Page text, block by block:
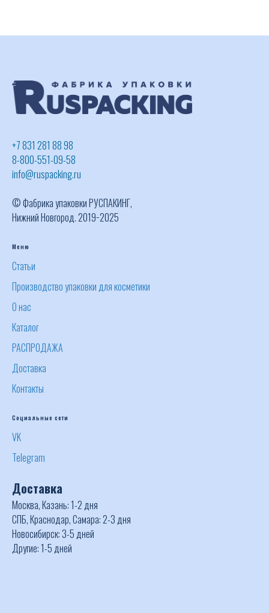
+7 831 281 88 98
8-800-551-09-58
info@ruspacking.ru
© Фабрика упаковки РУСПАКИНГ,
Нижний Новгород. 2019−2025
Меню
Статьи
Производство упаковки для косметики
О нас
Каталог
РАСПРОДАЖА
Доставка
Контакты
Социальные сети
VK
Telegram
Доставка
Москва, Казань: 1-2 дня
СПБ, Краснодар, Самара: 2-3 дня
Новосибирск: 3-5 дней
Другие: 1-5 дней